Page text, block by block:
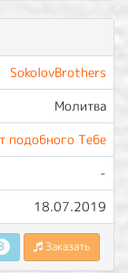
SokolovBrothers
Молитва
подобного Тебе
-
18.07.2019
Заказать